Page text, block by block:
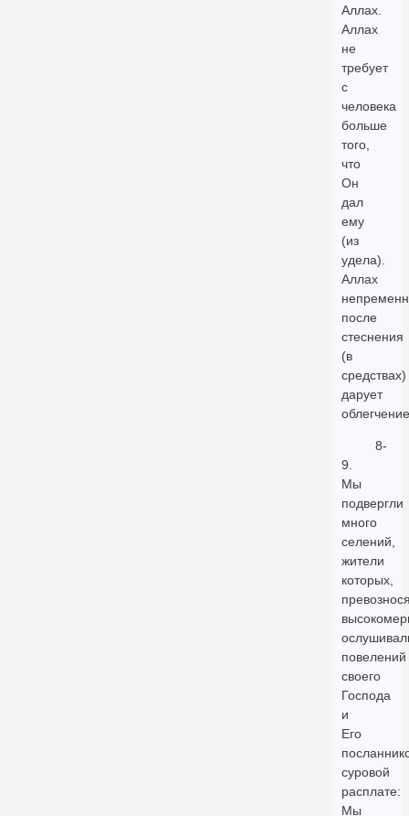
Аллах.
Аллах
не
требует
с
человека
больше
того,
что
Он
дал
ему
(из
удела).
Аллах
после
стеснения
(в
средствах)
дарует
8-
9.
Мы
подвергли
много
селений,
жители
которых,
повелений
своего
Господа
и
Его
суровой
расплате:
Мы